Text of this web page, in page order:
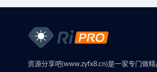
资源分享吧(www.zyfx8.cn)是一家专门做精